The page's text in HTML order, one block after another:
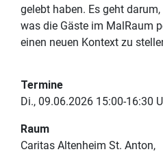
gelebt haben. Es geht
was die Gäste im MalRaum
einen neuen Kontext zu
Termine
Di., 09.06.2026 15:00-16:30
Raum
Caritas Altenheim St. Anton